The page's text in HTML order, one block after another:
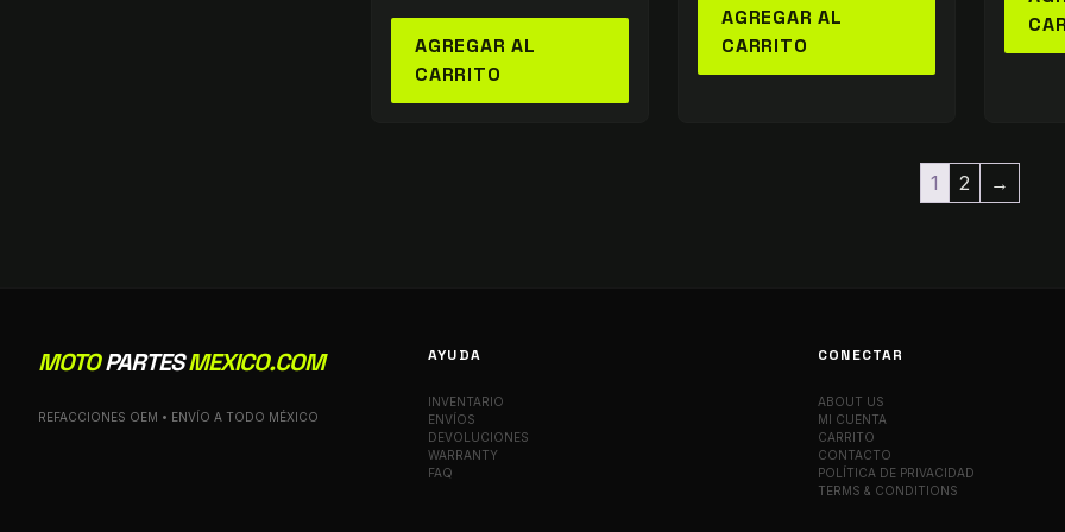
AGREGAR AL
CARRITO
AGREGAR AL
CARRITO
1 2 →
MOTOPARTESMEXICO.COM
REFACCIONES OEM • ENVÍO A TODO MÉXICO
AYUDA
INVENTARIO
ENVÍOS
DEVOLUCIONES
WARRANTY
FAQ
CONECTAR
ABOUT US
MI CUENTA
CARRITO
CONTACTO
POLÍTICA DE PRIVACIDAD
TERMS & CONDITIONS